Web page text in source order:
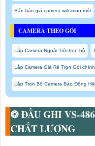
Bản báo giá camera wifi imou mới
CAMERA THEO GÓI
Lắp Camera Ngoài Trời trọn bộ
Lắp Camera Giá Rẻ Trọn Gói
Lắp Trọn Bộ Camera Báo Động
❂ ĐẦU GHI VS-
CHẤT LƯỢNG